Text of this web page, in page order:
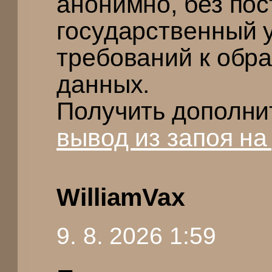
государственный
требований к
данных.
Получить
вывод из запоя
WilliamVax
9. 8. 2026 1:59